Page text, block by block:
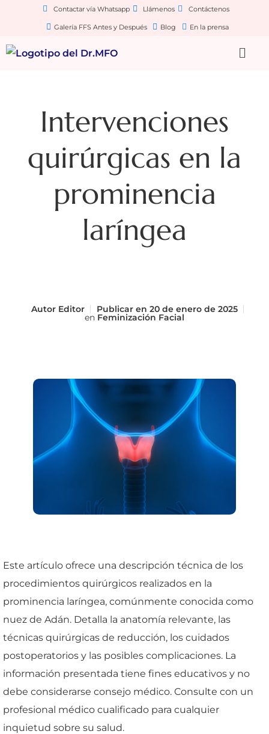
Contactar vía Whatsapp Llámenos Contáctenos
Galería FFS Antes y Después Blog En la prensa
Intervenciones
quirúrgicas en la
prominencia
laríngea
Autor Editor Publicar en 20 de enero de 2025
en Feminización Facial
Este artículo ofrece una descripción técnica de los
procedimientos quirúrgicos realizados en la
prominencia laríngea, comúnmente conocida como
nuez de Adán. Detalla la anatomía relevante, las
técnicas quirúrgicas de reducción, los cuidados
postoperatorios y las posibles complicaciones. La
información presentada tiene fines educativos y no
debe considerarse consejo médico. Consulte con un
profesional médico cualificado para cualquier
inquietud sobre su salud.